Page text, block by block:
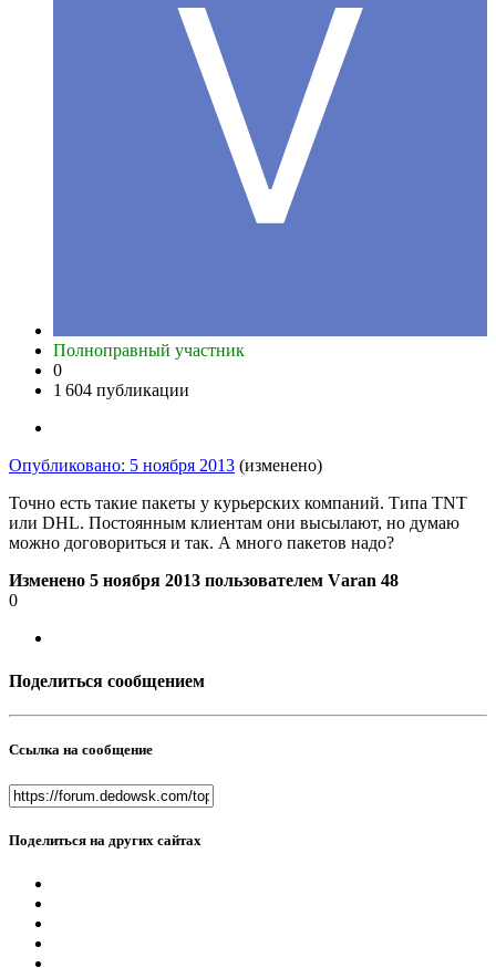
Полноправный участник
0
1 604 публикации
Опубликовано: 5 ноября 2013 (изменено)
Точно есть такие пакеты у курьерских компаний. Типа TNT
или DHL. Постоянным клиентам они высылают, но думаю
можно договориться и так. А много пакетов надо?
Изменено 5 ноября 2013 пользователем Vаrаn 48
0
Поделиться сообщением
Ссылка на сообщение
Поделиться на других сайтах